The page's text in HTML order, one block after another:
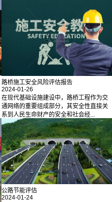
路桥施工安全风险评估报告
2024-01-26
在现代基础设施建设中，路桥工程作为交
通网络的重要组成部分，其安全性直接关
系到人民生命财产的安全和社会经...
公路节能评估
2024-01-24